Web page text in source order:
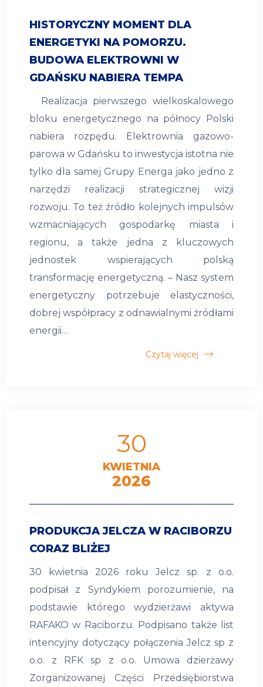
HISTORYCZNY MOMENT DLA
ENERGETYKI NA POMORZU.
BUDOWA ELEKTROWNI W
GDAŃSKU NABIERA TEMPA
Realizacja pierwszego wielkoskalowego
bloku energetycznego na północy Polski
nabiera rozpędu. Elektrownia gazowo-
parowa w Gdańsku to inwestycja istotna nie
tylko dla samej Grupy Energa jako jedno z
narzędzi realizacji strategicznej wizji
rozwoju. To też źródło kolejnych impulsów
wzmacniających gospodarkę miasta i
regionu, a także jedna z kluczowych
jednostek wspierających polską
transformację energetyczną. – Nasz system
energetyczny potrzebuje elastyczności,
dobrej współpracy z odnawialnymi źródłami
energii…
Czytaj więcej
30
KWIETNIA
2026
PRODUKCJA JELCZA W RACIBORZU
CORAZ BLIŻEJ
30 kwietnia 2026 roku Jelcz sp. z o.o.
podpisał z Syndykiem porozumienie, na
podstawie którego wydzierżawi aktywa
RAFAKO w Raciborzu. Podpisano także list
intencyjny dotyczący połączenia Jelcz sp z
o.o. z RFK sp z o.o. Umowa dzierżawy
Zorganizowanej Części Przedsiębiorstwa